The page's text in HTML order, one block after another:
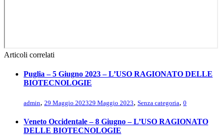
Articoli correlati
Puglia – 5 Giugno 2023 – L’USO RAGIONATO DELLE
BIOTECNOLOGIE
admin, 29 Maggio 202329 Maggio 2023, Senza categoria, 0
Veneto Occidentale – 8 Giugno – L’USO RAGIONATO
DELLE BIOTECNOLOGIE